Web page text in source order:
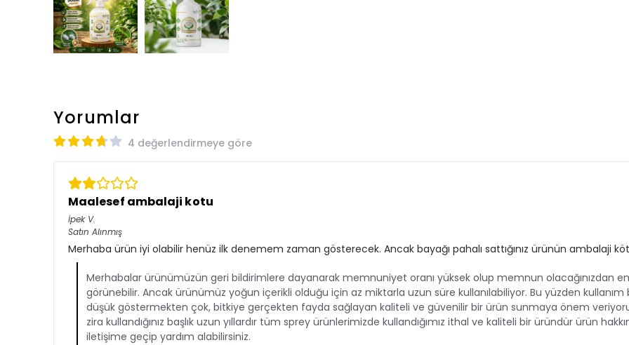
Yorumlar
4 değerlendirmeye göre
Maalesef ambalaji kotu
İpek V.
Satın Alınmış
Merhaba ürün iyi olabilir henüz ilk denemem zaman gösterecek. Ancak bayağı pahalı sattığınız ürünün ambalaji
Merhabalar ürünümüzün geri bildirimlere dayanarak memnuniyet oranı yüksek olup memnun olacağınızdan
görünebilir. Ancak ürünümüz yoğun içerikli olduğu için az miktarla uzun süre kullanılabiliyor. Bu yüzden
düşük göstermekten çok, bitkiye gerçekten fayda sağlayan kaliteli ve güvenilir bir ürün sunmaya önem
zira kullandığınız başlık uzun yıllardır tüm sprey ürünlerimizde kullandığımız ithal ve kaliteli bir üründür ürün
iletişime geçip yardım alabilirsiniz.